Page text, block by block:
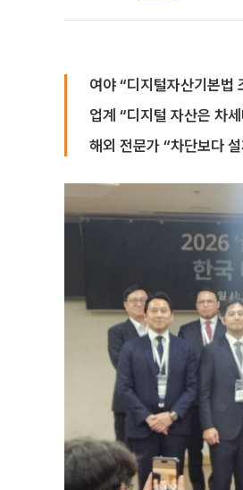
여야 “디지털자산기본법
업계 “디지털 자산은 차
해외 전문가 “차단보다